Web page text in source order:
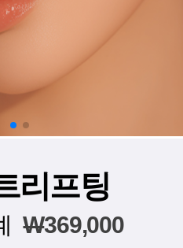
리프팅
W369,000